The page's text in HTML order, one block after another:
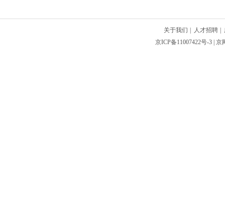
关于我们 人才招聘
京ICP备11007422号-3 |